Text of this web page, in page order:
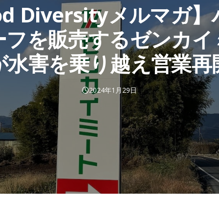
Diversityメルマガ】
を販売するゼンカ
水害を乗り越え営業再
2024年1月29日